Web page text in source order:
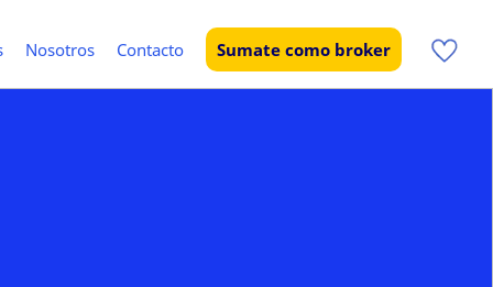
Nosotros Contacto Sumate como broker